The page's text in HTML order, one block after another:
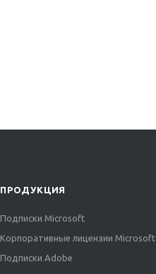
ПРОДУКЦИЯ
Подписки Microsoft
Корпоративные лицензии Microsoft
Подписки Adobe